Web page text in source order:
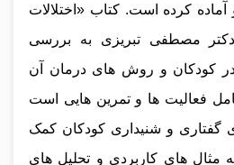
کرده است. کتاب «اختلالات
مصطفی تبریزی به بررسی
کودکان و روش‌ های درمان آن
فعالیت‌ ها و تمرین‌ هایی است
گفتاری و شنیداری کودکان کمک
مثال‌ های کاربردی و تحلیل‌ های